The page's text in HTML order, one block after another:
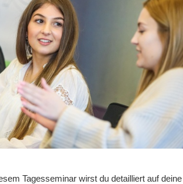
Tagesseminar wirst du detailliert auf